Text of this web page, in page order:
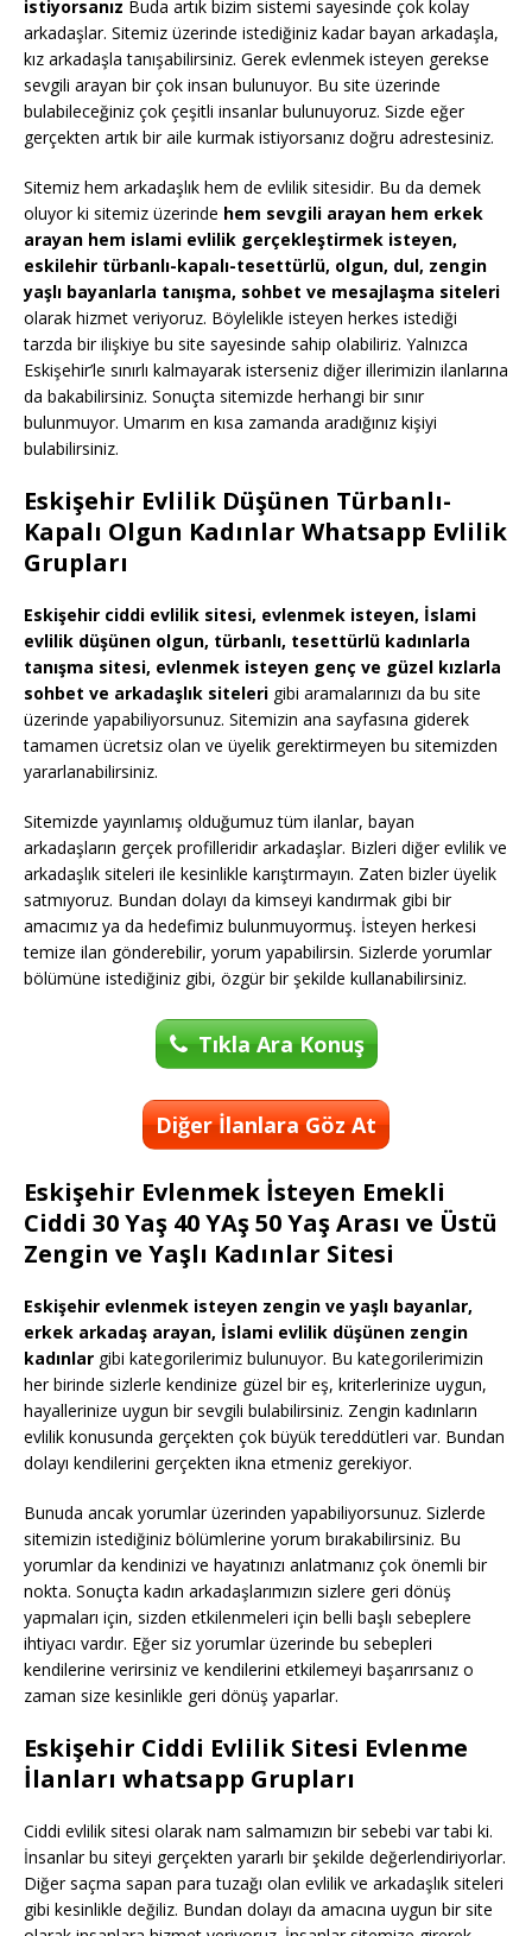
istiyorsanız Buda artık bizim sistemi sayesinde çok kolay
arkadaşlar. Sitemiz üzerinde istediğiniz kadar bayan arkadaşla,
kız arkadaşla tanışabilirsiniz. Gerek evlenmek isteyen gerekse
sevgili arayan bir çok insan bulunuyor. Bu site üzerinde
bulabileceğiniz çok çeşitli insanlar bulunuyoruz. Sizde eğer
gerçekten artık bir aile kurmak istiyorsanız doğru adrestesiniz.
Sitemiz hem arkadaşlık hem de evlilik sitesidir. Bu da demek
oluyor ki sitemiz üzerinde hem sevgili arayan hem erkek
arayan hem islami evlilik gerçekleştirmek isteyen,
eskilehir türbanlı-kapalı-tesettürlü, olgun, dul, zengin
yaşlı bayanlarla tanışma, sohbet ve mesajlaşma siteleri
olarak hizmet veriyoruz. Böylelikle isteyen herkes istediği
tarzda bir ilişkiye bu site sayesinde sahip olabiliriz. Yalnızca
Eskişehir’le sınırlı kalmayarak isterseniz diğer illerimizin ilanlarına
da bakabilirsiniz. Sonuçta sitemizde herhangi bir sınır
bulunmuyor. Umarım en kısa zamanda aradığınız kişiyi
bulabilirsiniz.
Eskişehir Evlilik Düşünen Türbanlı-
Kapalı Olgun Kadınlar Whatsapp Evlilik
Grupları
Eskişehir ciddi evlilik sitesi, evlenmek isteyen, İslami
evlilik düşünen olgun, türbanlı, tesettürlü kadınlarla
tanışma sitesi, evlenmek isteyen genç ve güzel kızlarla
sohbet ve arkadaşlık siteleri gibi aramalarınızı da bu site
üzerinde yapabiliyorsunuz. Sitemizin ana sayfasına giderek
tamamen ücretsiz olan ve üyelik gerektirmeyen bu sitemizden
yararlanabilirsiniz.
Sitemizde yayınlamış olduğumuz tüm ilanlar, bayan
arkadaşların gerçek profilleridir arkadaşlar. Bizleri diğer evlilik ve
arkadaşlık siteleri ile kesinlikle karıştırmayın. Zaten bizler üyelik
satmıyoruz. Bundan dolayı da kimseyi kandırmak gibi bir
amacımız ya da hedefimiz bulunmuyormuş. İsteyen herkesi
temize ilan gönderebilir, yorum yapabilirsin. Sizlerde yorumlar
bölümüne istediğiniz gibi, özgür bir şekilde kullanabilirsiniz.
Tıkla Ara Konuş
Diğer İlanlara Göz At
Eskişehir Evlenmek İsteyen Emekli
Ciddi 30 Yaş 40 YAş 50 Yaş Arası ve Üstü
Zengin ve Yaşlı Kadınlar Sitesi
Eskişehir evlenmek isteyen zengin ve yaşlı bayanlar,
erkek arkadaş arayan, İslami evlilik düşünen zengin
kadınlar gibi kategorilerimiz bulunuyor. Bu kategorilerimizin
her birinde sizlerle kendinize güzel bir eş, kriterlerinize uygun,
hayallerinize uygun bir sevgili bulabilirsiniz. Zengin kadınların
evlilik konusunda gerçekten çok büyük tereddütleri var. Bundan
dolayı kendilerini gerçekten ikna etmeniz gerekiyor.
Bunuda ancak yorumlar üzerinden yapabiliyorsunuz. Sizlerde
sitemizin istediğiniz bölümlerine yorum bırakabilirsiniz. Bu
yorumlar da kendinizi ve hayatınızı anlatmanız çok önemli bir
nokta. Sonuçta kadın arkadaşlarımızın sizlere geri dönüş
yapmaları için, sizden etkilenmeleri için belli başlı sebeplere
ihtiyacı vardır. Eğer siz yorumlar üzerinde bu sebepleri
kendilerine verirsiniz ve kendilerini etkilemeyi başarırsanız o
zaman size kesinlikle geri dönüş yaparlar.
Eskişehir Ciddi Evlilik Sitesi Evlenme
İlanları whatsapp Grupları
Ciddi evlilik sitesi olarak nam salmamızın bir sebebi var tabi ki.
İnsanlar bu siteyi gerçekten yararlı bir şekilde değerlendiriyorlar.
Diğer saçma sapan para tuzağı olan evlilik ve arkadaşlık siteleri
gibi kesinlikle değiliz. Bundan dolayı da amacına uygun bir site